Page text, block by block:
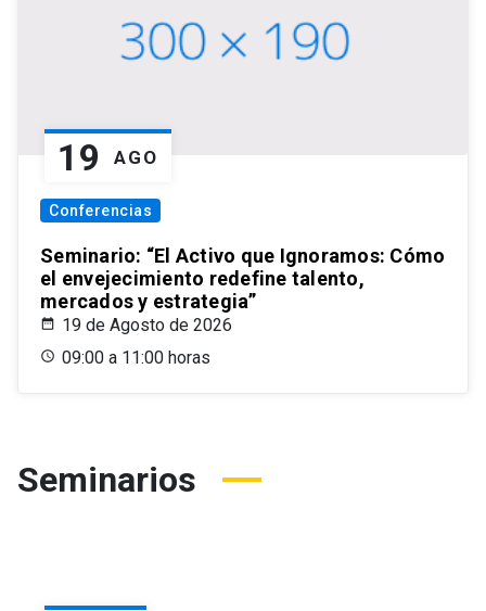
19 AGO
Conferencias
Seminario: “El Activo que Ignoramos: Cómo
el envejecimiento redefine talento,
mercados y estrategia”
19 de Agosto de 2026
09:00 a 11:00 horas
Seminarios